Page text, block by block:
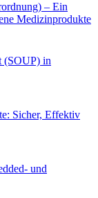
– Ein
Medizinprodukte
(SOUP) in
Sicher, Effektiv
und